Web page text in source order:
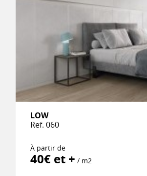
LOW
Ref. 060
À partir de
40€ et + / m2